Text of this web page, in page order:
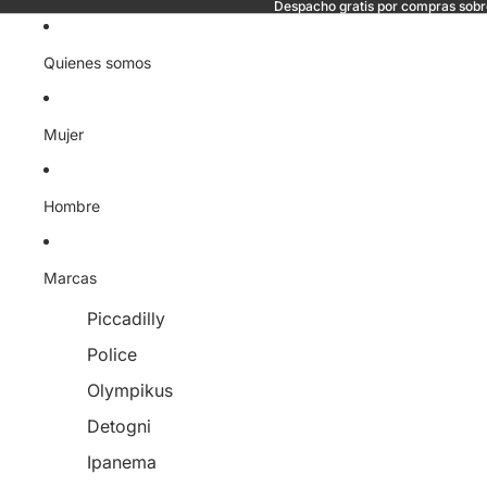
Despacho gratis por compras
Quienes somos
Mujer
Hombre
Marcas
Piccadilly
Police
Olympikus
Detogni
Ipanema